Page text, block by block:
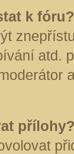
k fóru?
atd.